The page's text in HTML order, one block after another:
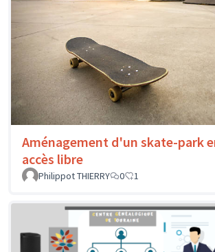
Aménagement d'un skate-park
accès libre
Philippot THIERRY
0 1